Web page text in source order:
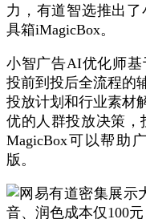
力，有道智选推出
具箱iMagicBox。
小智广告AI优化师
投前到投后全流程的
投放计划和行业素材
优的人群投放决策
MagicBox可以帮助
版。